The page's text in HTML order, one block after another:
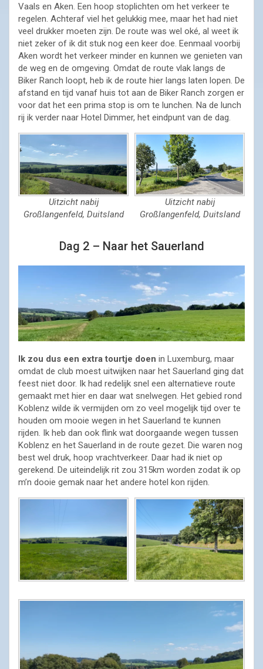
Vaals en Aken. Een hoop stoplichten om het verkeer te
regelen. Achteraf viel het gelukkig mee, maar het had niet
veel drukker moeten zijn. De route was wel oké, al weet ik
niet zeker of ik dit stuk nog een keer doe. Eenmaal voorbij
Aken wordt het verkeer minder en kunnen we genieten van
de weg en de omgeving. Omdat de route vlak langs de
Biker Ranch loopt, heb ik de route hier langs laten lopen. De
afstand en tijd vanaf huis tot aan de Biker Ranch zorgen er
voor dat het een prima stop is om te lunchen. Na de lunch
rij ik verder naar Hotel Dimmer, het eindpunt van de dag.
Uitzicht nabij
Großlangenfeld, Duitsland
Uitzicht nabij
Großlangenfeld, Duitsland
Dag 2 – Naar het Sauerland
Ik zou dus een extra tourtje doen in Luxemburg, maar
omdat de club moest uitwijken naar het Sauerland ging dat
feest niet door. Ik had redelijk snel een alternatieve route
gemaakt met hier en daar wat snelwegen. Het gebied rond
Koblenz wilde ik vermijden om zo veel mogelijk tijd over te
houden om mooie wegen in het Sauerland te kunnen
rijden. Ik heb dan ook flink wat doorgaande wegen tussen
Koblenz en het Sauerland in de route gezet. Die waren nog
best wel druk, hoop vrachtverkeer. Daar had ik niet op
gerekend. De uiteindelijk rit zou 315km worden zodat ik op
m’n dooie gemak naar het andere hotel kon rijden.